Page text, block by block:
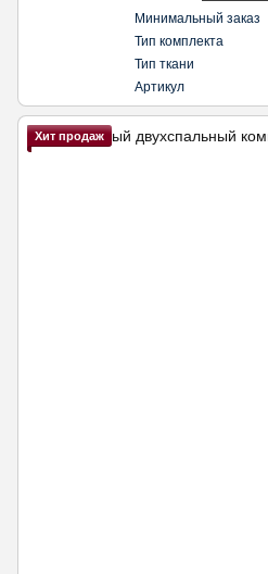
Минимальный заказ
Тип комплекта
Тип ткани
Артикул
Хит продаж